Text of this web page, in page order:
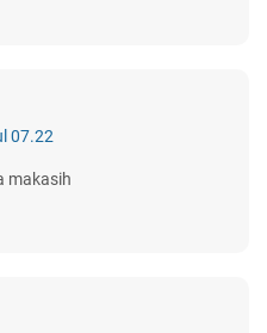
07.22
makasih